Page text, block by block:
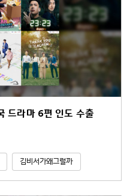
드라마 6편 인도 수출
김비서가왜그럴까